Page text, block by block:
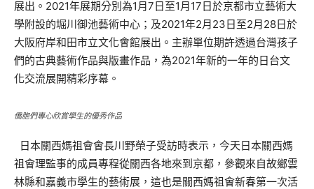
展出。2021年展期分別為1月7日至1月17日於京都市立藝術大
學附設的堀川御池藝術中心；及2021年2月23日至2月28日於
大阪府岸和田市立文化會館展出。主辦單位期許透過台灣孩子
們的古典藝術作品與版畫作品，為2021年新的一年的日台文
化交流展開精彩序幕。
僑胞們專心欣賞學生的優秀作品
日本關西媽祖會會長川野榮子受訪時表示，今天日本關西媽
祖會理監事的成員專程從關西各地來到京都，參觀來自故鄉雲
林縣和嘉義市學生的藝術展，這也是關西媽祖會新春第一次活